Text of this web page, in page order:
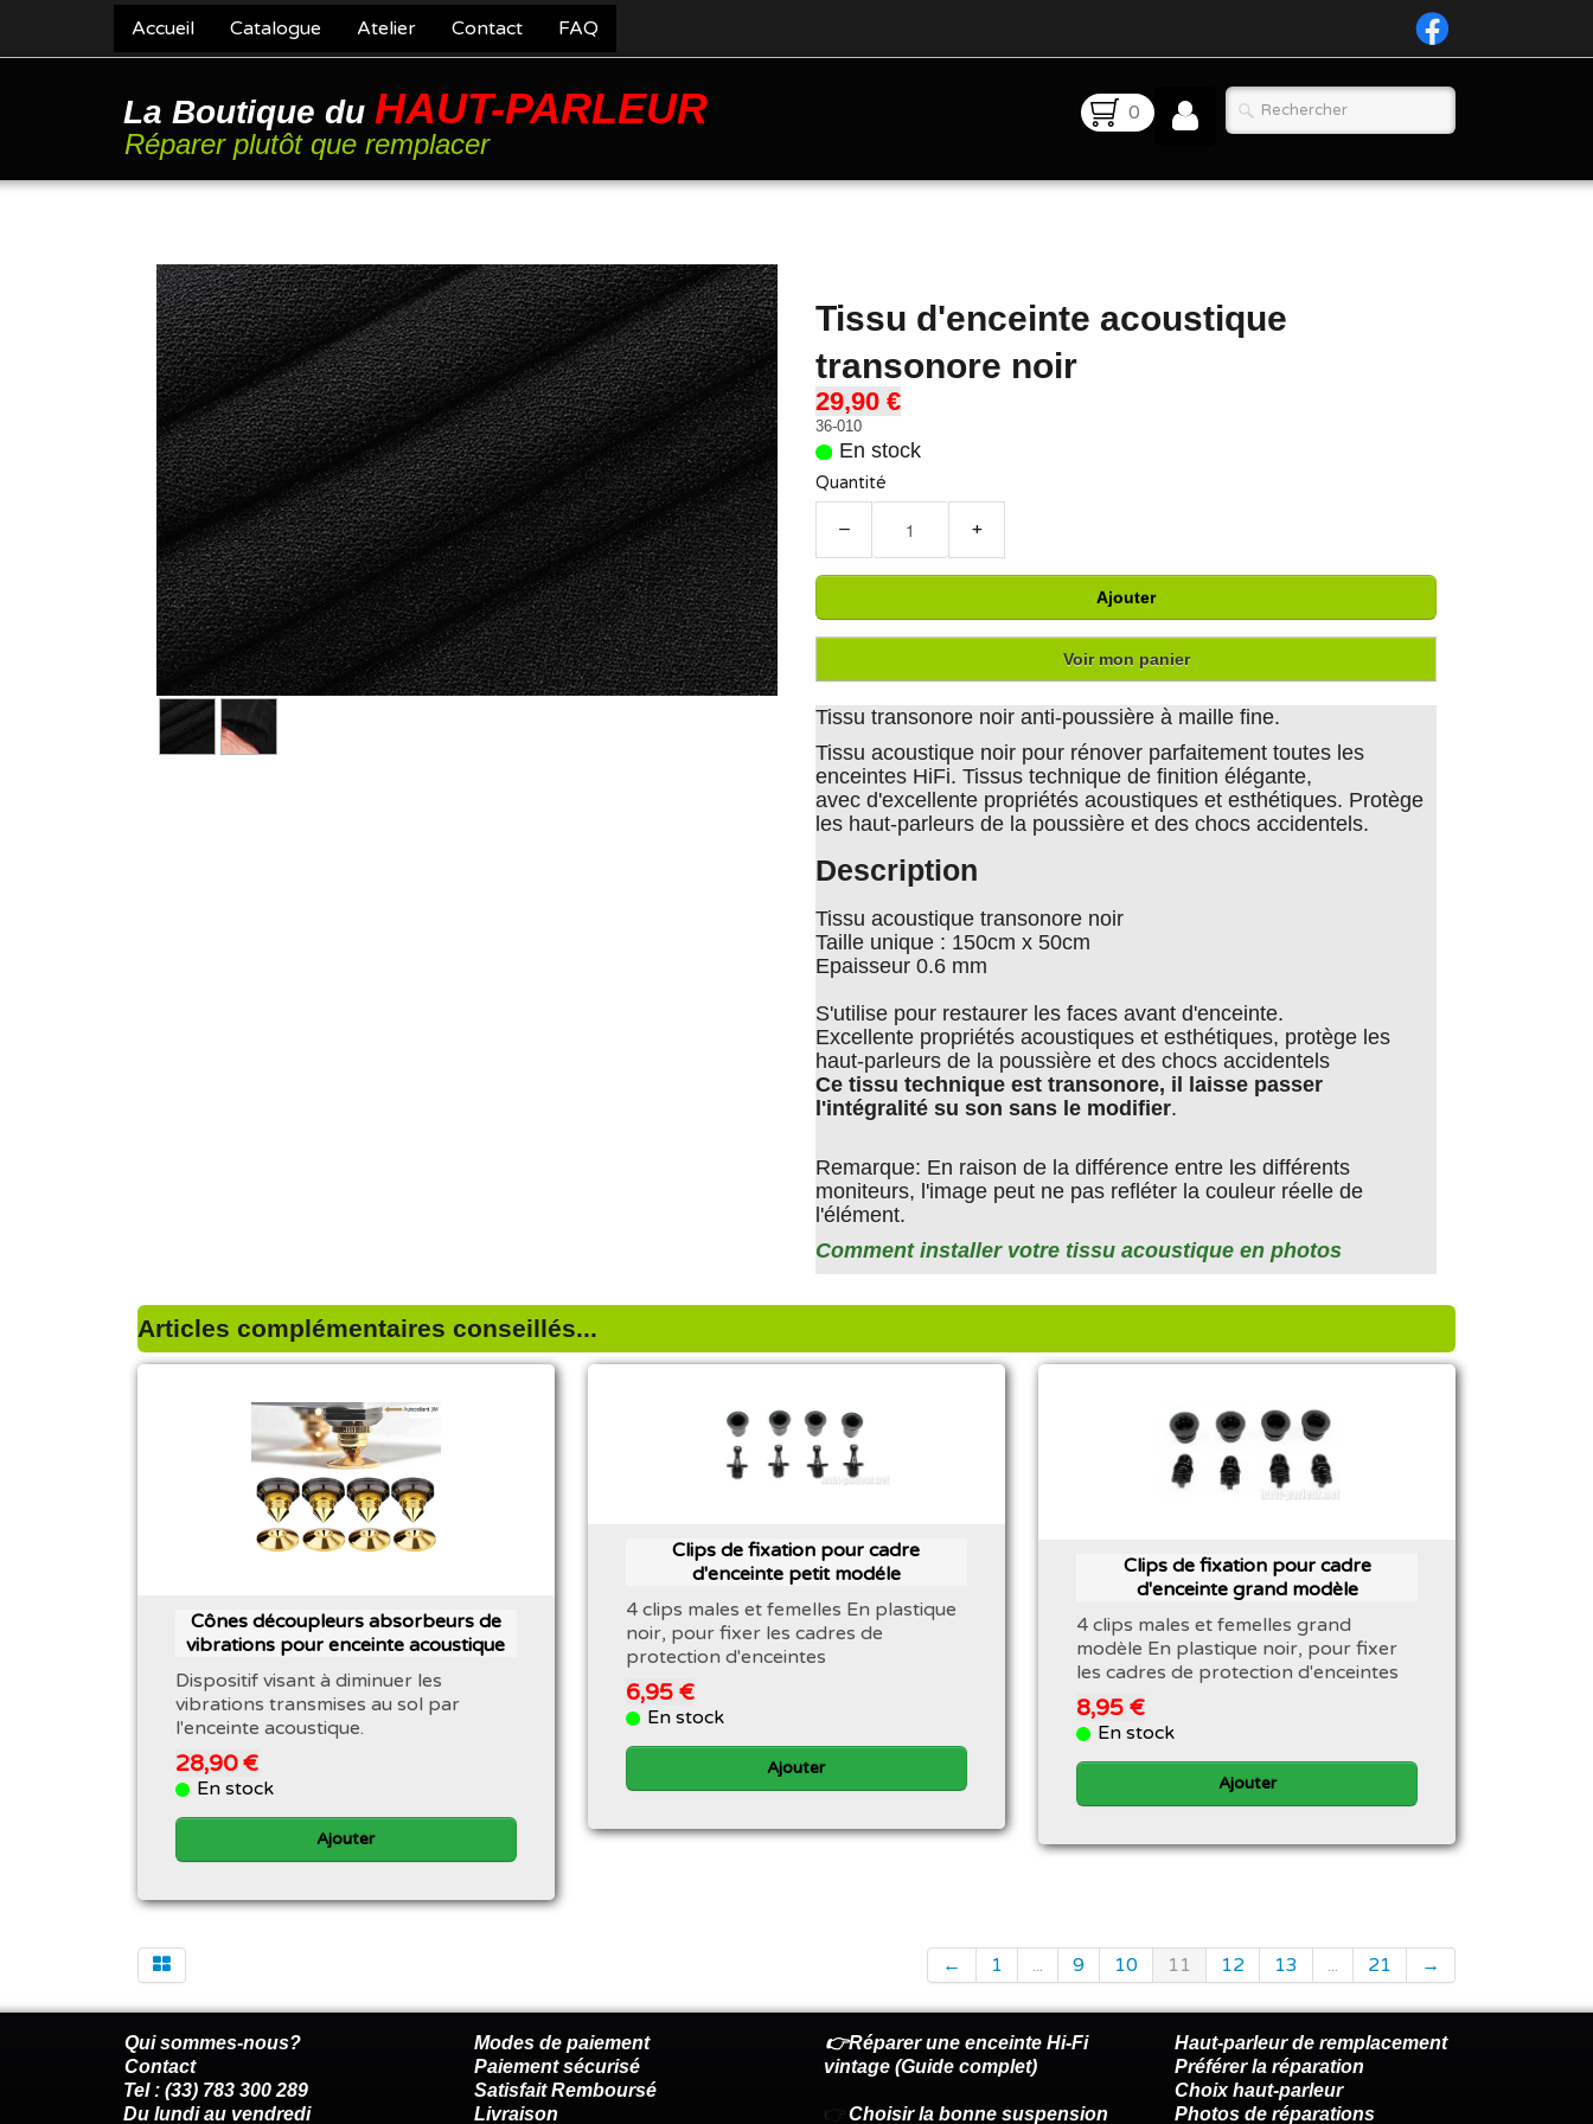
Accueil Catalogue Atelier Contact FAQ
La Boutique du HAUT-PARLEUR
Réparer plutôt que remplacer
0
Tissu d'enceinte acoustique
transonore noir
29,90 €
36-010
En stock
Quantité
− +
Ajouter
Voir mon panier
Tissu transonore noir anti-poussière à maille fine.
Tissu acoustique noir pour rénover parfaitement toutes les
enceintes HiFi. Tissus technique de finition élégante,
avec d'excellente propriétés acoustiques et esthétiques. Protège
les haut-parleurs de la poussière et des chocs accidentels.
Description
Tissu acoustique transonore noir
Taille unique : 150cm x 50cm
Epaisseur 0.6 mm
S'utilise pour restaurer les faces avant d'enceinte.
Excellente propriétés acoustiques et esthétiques, protège les
haut-parleurs de la poussière et des chocs accidentels
Ce tissu technique est transonore, il laisse passer
l'intégralité su son sans le modifier.
Remarque: En raison de la différence entre les différents
moniteurs, l'image peut ne pas refléter la couleur réelle de
l'élément.
Comment installer votre tissu acoustique en photos
Articles complémentaires conseillés...
Cônes découpleurs absorbeurs de
vibrations pour enceinte acoustique
Dispositif visant à diminuer les
vibrations transmises au sol par
l'enceinte acoustique.
28,90 €
En stock
Ajouter
Clips de fixation pour cadre
d'enceinte petit modéle
4 clips males et femelles En plastique
noir, pour fixer les cadres de
protection d'enceintes
6,95 €
En stock
Ajouter
Clips de fixation pour cadre
d'enceinte grand modèle
4 clips males et femelles grand
modèle En plastique noir, pour fixer
les cadres de protection d'enceintes
8,95 €
En stock
Ajouter
← 1 ... 9 10 11 12 13 ... 21 →
Qui sommes-nous?
Contact
Tel : (33) 783 300 289
Du lundi au vendredi
Modes de paiement
Paiement sécurisé
Satisfait Remboursé
Livraison
👉Réparer une enceinte Hi-Fi
vintage (Guide complet)
👉 Choisir la bonne suspension
Haut-parleur de remplacement
Préférer la réparation
Choix haut-parleur
Photos de réparations